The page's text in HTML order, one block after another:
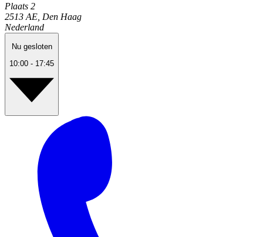
Plaats 2
2513 AE Den Haag
Nederland
Nu gesloten
10:00 - 17:45